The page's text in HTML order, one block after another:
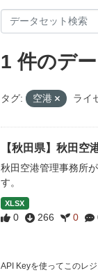
1 件のデ
タグ: 空港 ライ
【秋田県】秋田空
秋田空港管理事務所
す。
XLSX
0 266 0
API Keyを使ってこのレ